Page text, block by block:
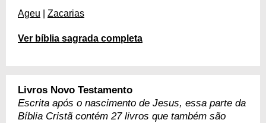
Ageu Zacarias
Ver bíblia sagrada completa
Livros Novo Testamento
Escrita após o nascimento de Jesus, essa parte da
Bíblia Cristã contém 27 livros que também são